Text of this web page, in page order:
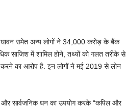
समेत अन्य लोगों ने 34,000 करोड़ के बैंक
साजिश में शामिल होने, तथ्यों को गलत तरीके से
का आरोप है. इन लोगों ने मई 2019 से लोन
और सार्वजनिक धन का उपयोग करके “कपिल और